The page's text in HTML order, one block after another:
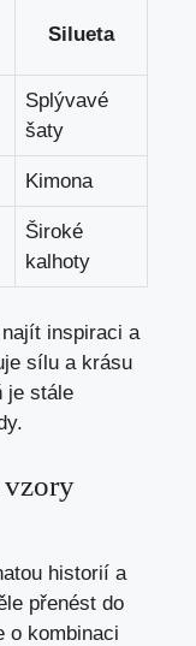
Silueta
Splývavé
šaty
Kimona
Široké
kalhoty
inspiraci a
sílu a krásu
je stále
vzory
historií a
přenést do
o kombinaci